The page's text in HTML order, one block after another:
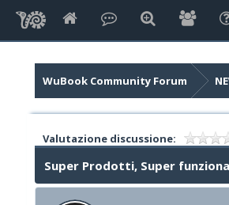
WuBook Community Forum
Valutazione discussione:
Super Prodotti, Super